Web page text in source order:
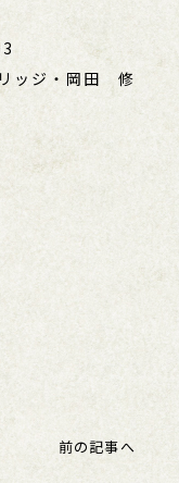
ッジ・岡田 修
前の記事へ